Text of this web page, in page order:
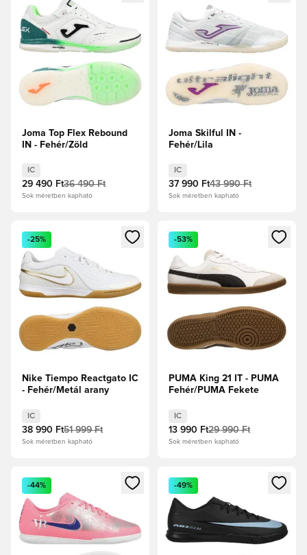
Joma Top Flex Rebound
IN - Fehér/Zöld
IC
29 490 Ft36 490 Ft
Sok méretben kapható
Joma Skilful IN -
Fehér/Lila
IC
37 990 Ft43 990 Ft
Sok méretben kapható
Megnyit egy modált a bejelentkezéshez vagy a tagként
-25%
Nike Tiempo Reactgato IC
- Fehér/Metál arany
IC
38 990 Ft51 999 Ft
Sok méretben kapható
Megnyit egy modált a
-53%
PUMA King 21 IT - PUMA
Fehér/PUMA Fekete
IC
13 990 Ft29 990 Ft
Sok méretben kapható
Megnyit egy modált a bejelentkezéshez vagy a tagként
-44%
Megnyit egy modált a
-49%